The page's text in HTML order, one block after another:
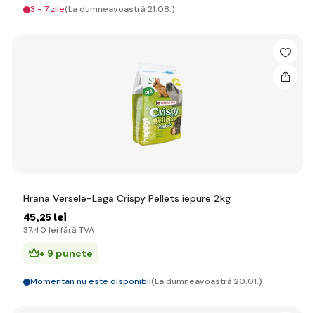
3 - 7 zile(La dumneavoastră 21.08.)
Hrana Versele-Laga Crispy Pellets iepure 2kg
45,25 lei
37,40 lei fără TVA
+ 9 puncte
Momentan nu este disponibil(La dumneavoastră 20.01.)